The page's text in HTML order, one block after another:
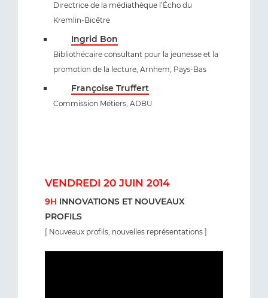
Directrice de la médiathèque l’Écho du
Kremlin-Bicêtre
Ingrid Bon
Bibliothécaire consultant pour la jeunesse et la
promotion de la lecture, Arnhem, Pays-Bas
Françoise Truffert
Commission Métiers, ADBU
VENDREDI 20 JUIN 2014
9H INNOVATIONS ET NOUVEAUX
PROFILS
[ Nouveaux profils, nouvelles représentations ]